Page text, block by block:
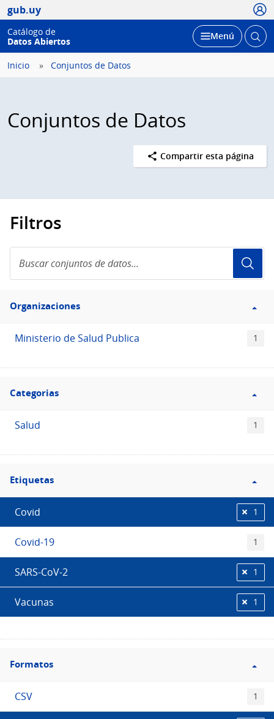
gub.uy
Catálogo de
Datos Abiertos
Desplegar
Menú Abrir
Inicio Conjuntos de Datos
Conjuntos de Datos
Compartir esta página
Filtros
conjuntos
de
Filtro
Organizaciones
Organizaciones
Ministerio de Salud Publica 1
Filtro
Categorias
Categorias
Salud 1
Filtro
Etiquetas
Etiquetas
Covid 1
Covid-19 1
SARS-CoV-2 1
Vacunas 1
Filtro
Formatos
Formatos
CSV 1